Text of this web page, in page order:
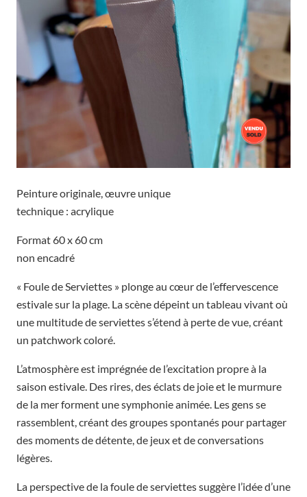
Peinture originale, œuvre unique
technique : acrylique
Format 60 x 60 cm
non encadré
« Foule de Serviettes » plonge au cœur de l’effervescence
estivale sur la plage. La scène dépeint un tableau vivant où
une multitude de serviettes s’étend à perte de vue, créant
un patchwork coloré.
L’atmosphère est imprégnée de l’excitation propre à la
saison estivale. Des rires, des éclats de joie et le murmure
de la mer forment une symphonie animée. Les gens se
rassemblent, créant des groupes spontanés pour partager
des moments de détente, de jeux et de conversations
légères.
La perspective de la foule de serviettes suggère l’idée d’une